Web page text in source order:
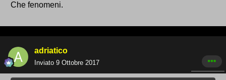
Che fenomeni.
adriatico
Inviato 9 Ottobre 2017